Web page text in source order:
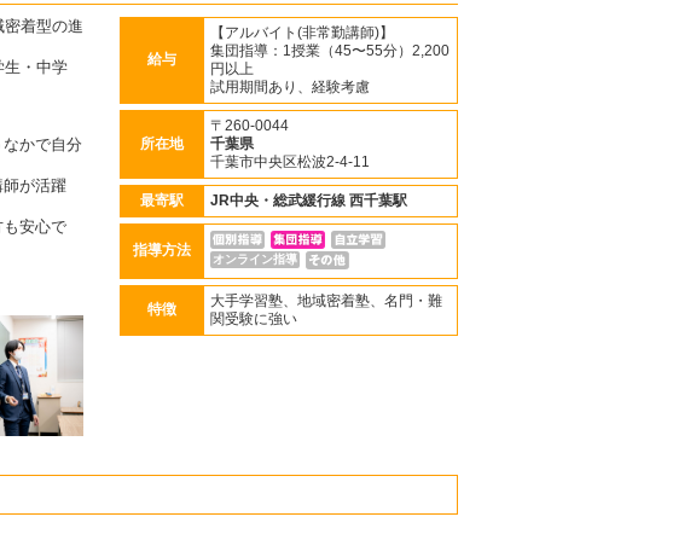
着型の進
生・中学
かで自分
が活躍
安心で
給与
【アルバイト(非常勤講師)】
集団指導：1授業（45〜55分）2,200
円以上
試用期間あり、経験考慮
所在地
〒260-0044
千葉県
千葉市中央区松波2-4-11
最寄駅 JR中央・総武緩行線 西千葉駅
指導方法
オンライン指導
特徴
大手学習塾、地域密着塾、名門・難
関受験に強い